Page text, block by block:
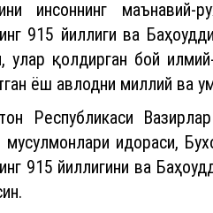
инсоннинг
915 йиллиги ва
улар қолдирган бой
ёш авлодни миллий ва
Республикаси
мусулмонлари идораси,
915 йиллигини ва